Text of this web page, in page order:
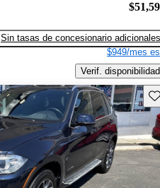
Sin tasas de concesionario adicionales
$949/mes
Verif. disponibilidad